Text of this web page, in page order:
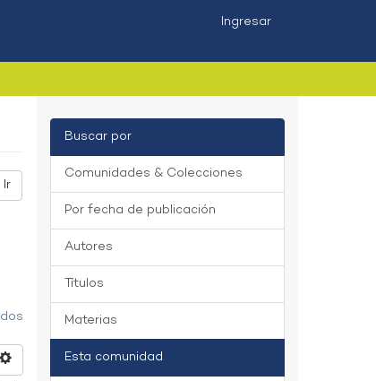
Ingresar
Ir
Buscar por
Comunidades & Colecciones
Por fecha de publicación
Autores
Títulos
Materias
Esta comunidad